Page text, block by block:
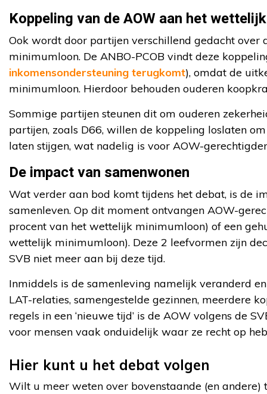
Koppeling van de AOW aan het
Ook wordt door partijen verschillend gedacht
minimumloon. De ANBO-PCOB vindt deze
inkomensondersteuning terugkomt), omdat de
minimumloon. Hierdoor behouden ouderen
Sommige partijen steunen dit om ouderen
partijen, zoals D66, willen de koppeling loslaten
laten stijgen, wat nadelig is voor AOW-
De impact van samenwonen
Wat verder aan bod komt tijdens het debat, is de
samenleven. Op dit moment ontvangen AOW-
procent van het wettelijk minimumloon) of een
wettelijk minimumloon). Deze 2 leefvormen zijn
SVB niet meer aan bij deze tijd.
Inmiddels is de samenleving namelijk veranderd
LAT-relaties, samengestelde gezinnen, meerdere
regels in een ‘nieuwe tijd’ is de AOW volgens de
voor mensen vaak onduidelijk waar ze recht op
Hier kunt u het debat volgen
Wilt u meer weten over bovenstaande (en andere)